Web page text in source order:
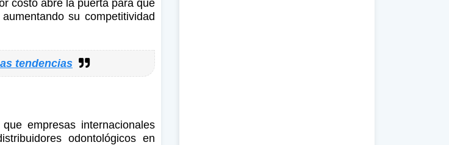
costo abre la puerta para que
su competitividad
tendencias
empresas internacionales
odontológicos en